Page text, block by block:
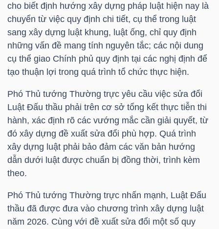
cho biết định hướng xây dựng pháp luật hiện nay là
chuyển từ việc quy định chi tiết, cụ thể trong luật
sang xây dựng luật khung, luật ống, chỉ quy định
những vấn đề mang tính nguyên tắc; các nội dung
cụ thể giao Chính phủ quy định tại các nghị định để
tạo thuận lợi trong quá trình tổ chức thực hiện.
Phó Thủ tướng Thường trực yêu cầu việc sửa đổi
Luật Đấu thầu phải trên cơ sở tổng kết thực tiễn thi
hành, xác định rõ các vướng mắc cần giải quyết, từ
đó xây dựng đề xuất sửa đổi phù hợp. Quá trình
xây dựng luật phải bảo đảm các văn bản hướng
dẫn dưới luật được chuẩn bị đồng thời, trình kèm
theo.
Phó Thủ tướng Thường trực nhấn mạnh, Luật Đấu
thầu đã được đưa vào chương trình xây dựng luật
năm 2026. Cùng với đề xuất sửa đổi một số quy
Sách
tài
chính
Công
cụ
đầu
tư
Truyền
thông